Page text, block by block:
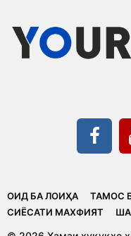
ОИД БА ЛОИҲА ТАМОС
CИЁСАТИ МАХФИЯТ